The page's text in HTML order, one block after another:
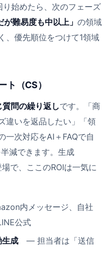
始めたら、次のフェーズ
が難易度も中以上」 の領域
、優先順位をつけて1領域
（CS）
問の繰り返しです。「商
違いを返品したい」「領
次対応をAI＋FAQで自
減できます。生成
で、ここのROIは一気に
内メッセージ、自社
公式
生成 ― 担当者は「送信